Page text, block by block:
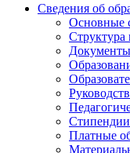
Сведения об
Основные
Структура
Документы
Платные